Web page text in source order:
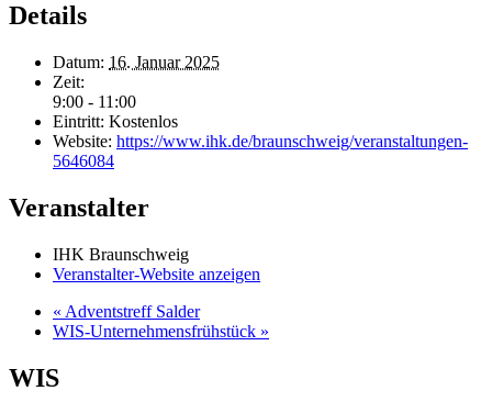
Details
Datum: 16. Januar 2025
Zeit:
9:00 - 11:00
Eintritt: Kostenlos
Website: https://www.ihk.de/braunschweig/veranstaltungen-
5646084
Veranstalter
IHK Braunschweig
Veranstalter-Website anzeigen
« Adventstreff Salder
WIS-Unternehmensfrühstück »
WIS